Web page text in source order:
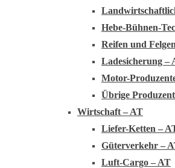
Hebe-Bühnen-
Reifen und
Ladesicherung –
Motor-
Übrige
Wirtschaft – AT
Liefer-Ketten –
Güterverkehr –
Luft-Cargo – AT